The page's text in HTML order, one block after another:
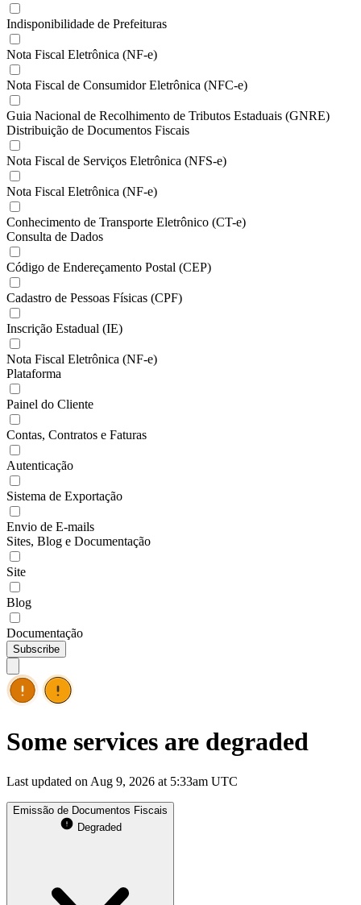
Indisponibilidade de Prefeituras
Nota Fiscal Eletrônica (NF-e)
Nota Fiscal de Consumidor Eletrônica (NFC-e)
Guia Nacional de Recolhimento de Tributos Estaduais (GNRE)
Distribuição de Documentos Fiscais
Nota Fiscal de Serviços Eletrônica (NFS-e)
Nota Fiscal Eletrônica (NF-e)
Conhecimento de Transporte Eletrônico (CT-e)
Consulta de Dados
Código de Endereçamento Postal (CEP)
Cadastro de Pessoas Físicas (CPF)
Inscrição Estadual (IE)
Nota Fiscal Eletrônica (NF-e)
Plataforma
Painel do Cliente
Contas, Contratos e Faturas
Autenticação
Sistema de Exportação
Envio de E-mails
Sites, Blog e Documentação
Site
Blog
Documentação
Subscribe
Some services are degraded
Last updated on Aug 9, 2026 at 5:33am UTC
Emissão de Documentos Fiscais
Degraded